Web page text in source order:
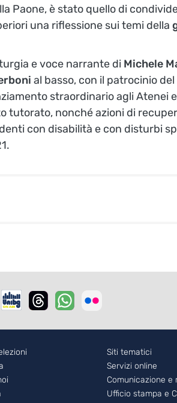
Paone, è stato quello di
una riflessione sui temi della
e voce narrante di Michele
al basso, con il patrocinio
straordinario agli Atenei
tutorato, nonché azioni di
con disabilità e con disturbi
- 2 Footer
Siti tematici
Servizi online
Comunicazione e
Ufficio stampa e